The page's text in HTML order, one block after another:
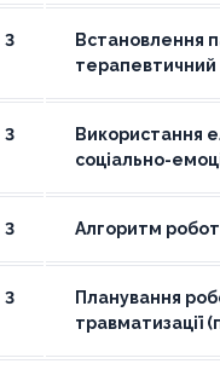
3
Встановлення
терапевтичний
3
Використання
соціально-
3 Алгоритм
3
Планування
травматизації